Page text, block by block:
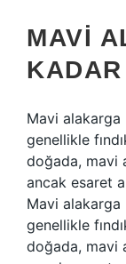
MAVI
Mavi
genellikle
doğada, mavi
ancak esaret
Mavi
genellikle
doğada, mavi